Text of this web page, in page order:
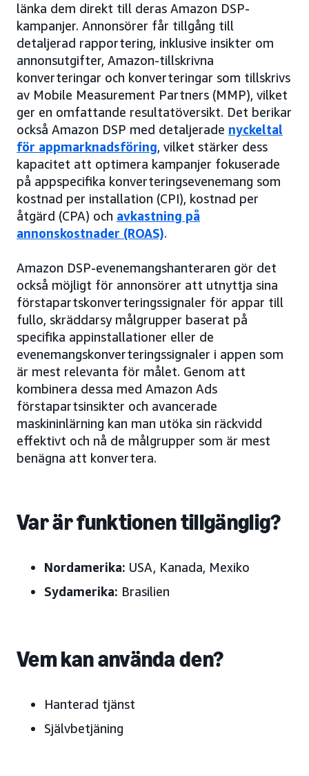
länka dem direkt till deras Amazon DSP-
kampanjer. Annonsörer får tillgång till
detaljerad rapportering, inklusive insikter om
annonsutgifter, Amazon-tillskrivna
konverteringar och konverteringar som tillskrivs
av Mobile Measurement Partners (MMP), vilket
ger en omfattande resultatöversikt. Det berikar
också Amazon DSP med detaljerade nyckeltal
för appmarknadsföring, vilket stärker dess
kapacitet att optimera kampanjer fokuserade
på appspecifika konverteringsevenemang som
kostnad per installation (CPI), kostnad per
åtgärd (CPA) och avkastning på
annonskostnader (ROAS).
Amazon DSP-evenemangshanteraren gör det
också möjligt för annonsörer att utnyttja sina
förstapartskonverteringssignaler för appar till
fullo, skräddarsy målgrupper baserat på
specifika appinstallationer eller de
evenemangskonverteringssignaler i appen som
är mest relevanta för målet. Genom att
kombinera dessa med Amazon Ads
förstapartsinsikter och avancerade
maskininlärning kan man utöka sin räckvidd
effektivt och nå de målgrupper som är mest
benägna att konvertera.
Var är funktionen tillgänglig?
Nordamerika: USA, Kanada, Mexiko
Sydamerika: Brasilien
Vem kan använda den?
Hanterad tjänst
Självbetjäning